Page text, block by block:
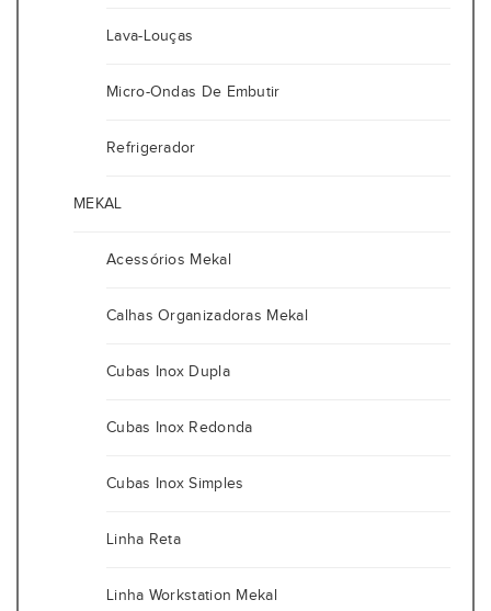
Lava-Louças
Micro-Ondas De Embutir
Refrigerador
MEKAL
Acessórios Mekal
Calhas Organizadoras Mekal
Cubas Inox Dupla
Cubas Inox Redonda
Cubas Inox Simples
Linha Reta
Linha Workstation Mekal